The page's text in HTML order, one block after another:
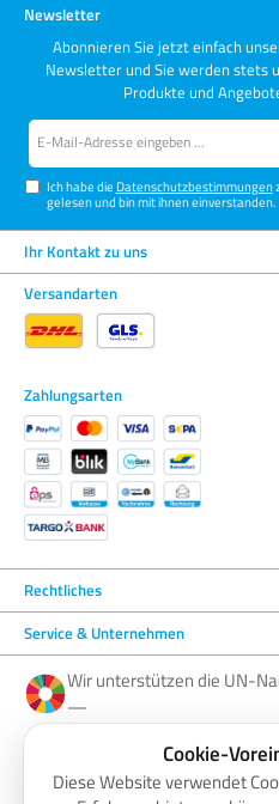
Newsletter
Abonnieren Sie jetzt einfach
Newsletter und Sie werden stets
Produkte und
Ich habe die Datenschutzbestimmungen
gelesen und bin mit ihnen einverstanden.
Ihr Kontakt zu uns
Versandarten
Zahlungsarten
Rechtliches
Service & Unternehmen
Wir unterstützen die UN-
—
Facebook Instagram
Cookie-
Diese Website verwendet